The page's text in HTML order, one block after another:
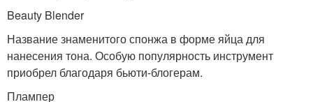
Beauty Blender
Название знаменитого спонжа в форме яйца для
нанесения тона. Особую популярность инструмент
приобрел благодаря бьюти-блогерам.
Плампер